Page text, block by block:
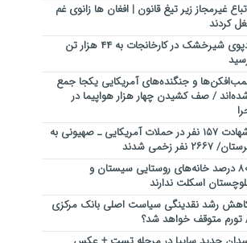
غیرمجاز زیر تیغ قانون | افغان ها زانوی غم
کردند
دپوی شیرخشک در کارخانجات به ۴۴ هزار تن
و جنگنده‌های آمریکایی یکجا جمع
/ صف کشیدن چهار هزار هواپیما در
شهادت ۱۵۷ نفر در حملات آمریکایی ـ صهیونی به
۲۶۶۷ نفر زخمی شدند
۸۰ درصد خانه‌های روستایی سیستان و
اسکلت ندارند
رشد نقدینگی سیاست اصلی بانک مرکزی
تورم متوقف خواهد شد؟